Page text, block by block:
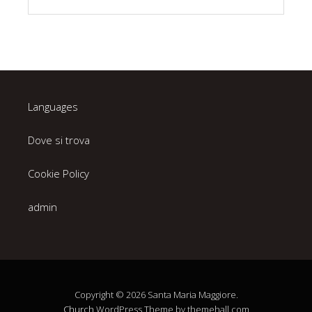
Languages
Dove si trova
Cookie Policy
admin
Copyright © 2026 Santa Maria Maggiore.
Church WordPress Theme by themehall.com